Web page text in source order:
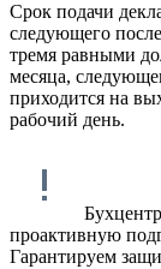
Срок подачи
следующего
тремя равными
месяца,
приходится на
рабочий день.
проактивную
Гарантируем